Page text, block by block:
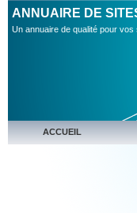
ANNUAIRE DE
Un annuaire de qualité pour vos
ACCUEIL